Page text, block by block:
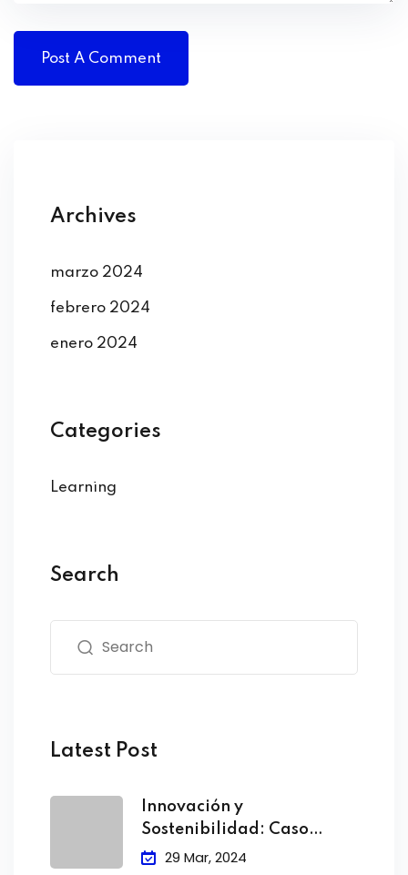
Archives
marzo 2024
febrero 2024
enero 2024
Categories
Learning
Search
Latest Post
Innovación y
Sostenibilidad: Caso
Grupo Transoceanica
29 Mar, 2024